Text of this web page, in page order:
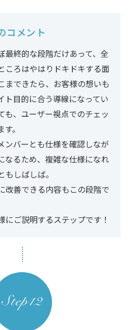
コメント
最終的な段階だけあって、全
ころはやはりドキドキする面
まできたら、お客様の想いも
ト目的に合う導線になってい
も、ユーザー視点でのチェッ
。
ンバーとも仕様を確認しなが
なるため、複雑な仕様になれ
しばしば。
改善できる内容もこの段階で
にご説明するステップです！